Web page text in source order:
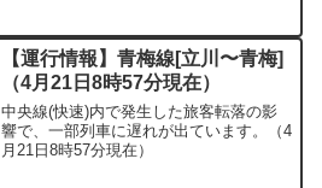
【運行情報】青梅線[立川〜青梅]
（4月21日8時57分現在）
中央線(快速)内で発生した旅客転落の影
響で、一部列車に遅れが出ています。（4
月21日8時57分現在）